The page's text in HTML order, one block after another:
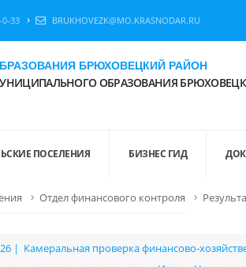
0-33 BRUKHOVEZK@MO.KRASNODAR.RU
БРЮХОВЕЦКИЙ РАЙОН
ОБРАЗОВАНИЯ
ПОСЕЛЕНИЯ БИЗНЕС ГИД
Отдел финансового контроля
| Камеральная проверка финансово-